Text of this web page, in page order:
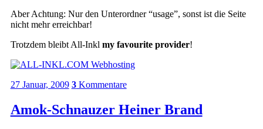
Aber Achtung: Nur den Unterordner “usage”, sonst ist die Seite
nicht mehr erreichbar!
Trotzdem bleibt All-Inkl my favourite provider!
27 Januar, 2009 3Kommentare
Amok-Schnauzer Heiner Brand